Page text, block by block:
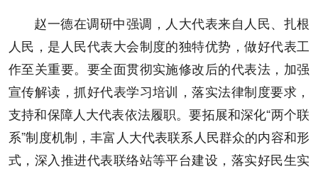
赵一德在调研中强调，人大代表来自人民、扎根
人民，是人民代表大会制度的独特优势，做好代表工
作至关重要。要全面贯彻实施修改后的代表法，加强
宣传解读，抓好代表学习培训，落实法律制度要求，
支持和保障人大代表依法履职。要拓展和深化“两个联
系”制度机制，丰富人大代表联系人民群众的内容和形
式，深入推进代表联络站等平台建设，落实好民生实